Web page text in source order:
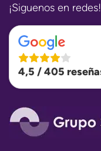
¡Siguenos en redes!
4,5 / 405